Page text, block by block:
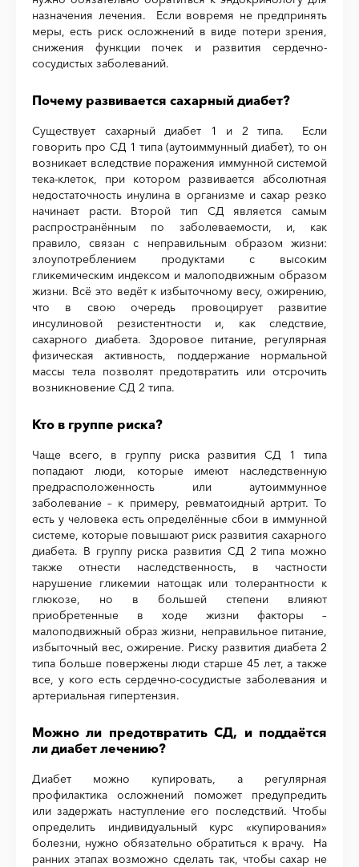
назначения лечения. Если вовремя не предпринять
меры, есть риск осложнений в виде потери зрения,
снижения функции почек и развития сердечно-
сосудистых заболеваний.
Почему развивается сахарный диабет?
Существует сахарный диабет 1 и 2 типа. Если
говорить про СД 1 типа (аутоиммунный диабет), то он
возникает вследствие поражения иммунной системой
тека-клеток, при котором развивается абсолютная
недостаточность инулина в организме и сахар резко
начинает расти. Второй тип СД является самым
распространённым по заболеваемости, и, как
правило, связан с неправильным образом жизни:
злоупотреблением продуктами с высоким
гликемическим индексом и малоподвижным образом
жизни. Всё это ведёт к избыточному весу, ожирению,
что в свою очередь провоцирует развитие
инсулиновой резистентности и, как следствие,
сахарного диабета. Здоровое питание, регулярная
физическая активность, поддержание нормальной
массы тела позволят предотвратить или отсрочить
возникновение СД 2 типа.
Кто в группе риска?
Чаще всего, в группу риска развития СД 1 типа
попадают люди, которые имеют наследственную
предрасположенность или аутоиммунное
заболевание – к примеру, ревматоидный артрит. То
есть у человека есть определённые сбои в иммунной
системе, которые повышают риск развития сахарного
диабета. В группу риска развития СД 2 типа можно
также отнести наследственность, в частности
нарушение гликемии натощак или толерантности к
глюкозе, но в большей степени влияют
приобретенные в ходе жизни факторы –
малоподвижный образ жизни, неправильное питание,
избыточный вес, ожирение. Риску развития диабета 2
типа больше повержены люди старше 45 лет, а также
все, у кого есть сердечно-сосудистые заболевания и
артериальная гипертензия.
Можно ли предотвратить СД, и поддаётся
ли диабет лечению?
Диабет можно купировать, а регулярная
профилактика осложнений поможет предупредить
или задержать наступление его последствий. Чтобы
определить индивидуальный курс «купирования»
болезни, нужно обязательно обратиться к врачу. На
ранних этапах возможно сделать так, чтобы сахар не